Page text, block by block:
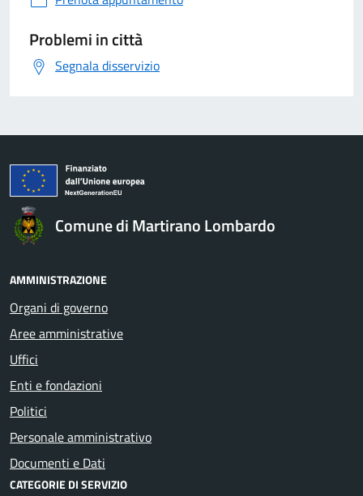
Problemi in città
Segnala disservizio
Comune di Martirano Lombardo
AMMINISTRAZIONE
Organi di governo
Aree amministrative
Uffici
Enti e fondazioni
Politici
Personale amministrativo
Documenti e Dati
CATEGORIE DI SERVIZIO